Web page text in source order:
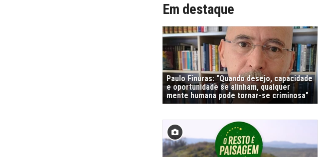
Em destaque
Paulo Finuras: "Quando desejo, capacidade
e oportunidade se alinham, qualquer
mente humana pode tornar-se criminosa"